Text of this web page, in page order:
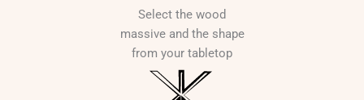
Select the wood
massive and the shape
from your tabletop